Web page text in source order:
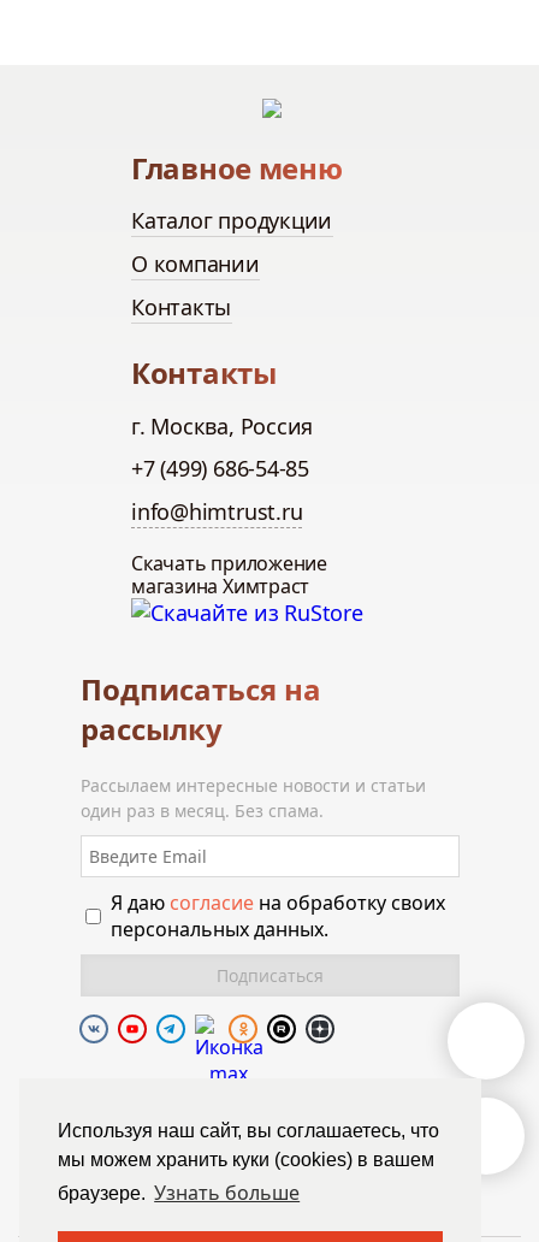
Используя наш сайт, вы соглашаетесь, что
мы можем хранить куки (cookies) в вашем
браузере. Узнать больше
Главное меню
Каталог продукции
О компании
Контакты
Контакты
г. Москва, Россия
+7 (499) 686-54-85
info@himtrust.ru
Скачать приложение
магазина Химтраст
Подписаться на
рассылку
Рассылаем интересные новости и статьи
один раз в месяц. Без спама.
Я даю согласиена обработку своих
персональных данных.
Полиуретановая долина.
© Химтраст,